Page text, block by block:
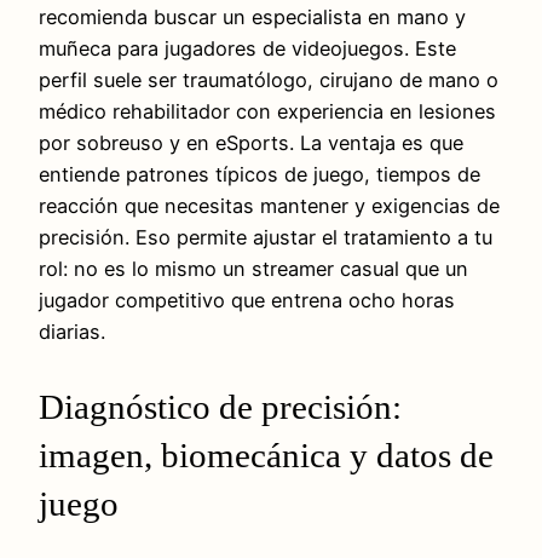
recomienda buscar un especialista en mano y
muñeca para jugadores de videojuegos. Este
perfil suele ser traumatólogo, cirujano de mano o
médico rehabilitador con experiencia en lesiones
por sobreuso y en eSports. La ventaja es que
entiende patrones típicos de juego, tiempos de
reacción que necesitas mantener y exigencias de
precisión. Eso permite ajustar el tratamiento a tu
rol: no es lo mismo un streamer casual que un
jugador competitivo que entrena ocho horas
diarias.
Diagnóstico de precisión:
imagen, biomecánica y datos de
juego